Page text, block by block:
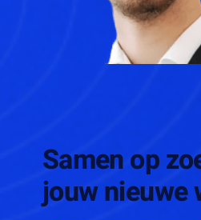
Samen op
jouw nieuwe